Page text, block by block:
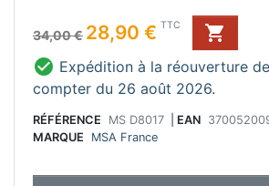
Prix de base
34,00 €
Prix 28,90 € TTC

 Expédition à la réouverture
compter du 26 août 2026.
RÉFÉRENCE MS D8017 EAN
MARQUE
MSA France